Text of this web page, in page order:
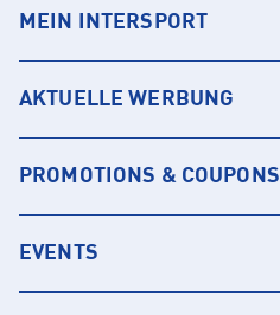
MEIN INTERSPORT
AKTUELLE WERBUNG
PROMOTIONS & COUPONS
EVENTS